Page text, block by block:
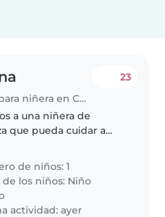
Trabajo para niñera en Coyoacán
23
a una niñera de
que pueda cuidar a
Nos gustaría que la
sienta cómoda con
mascotas. Estamos
de niños: 1
de los niños: Niño
actividad: ayer